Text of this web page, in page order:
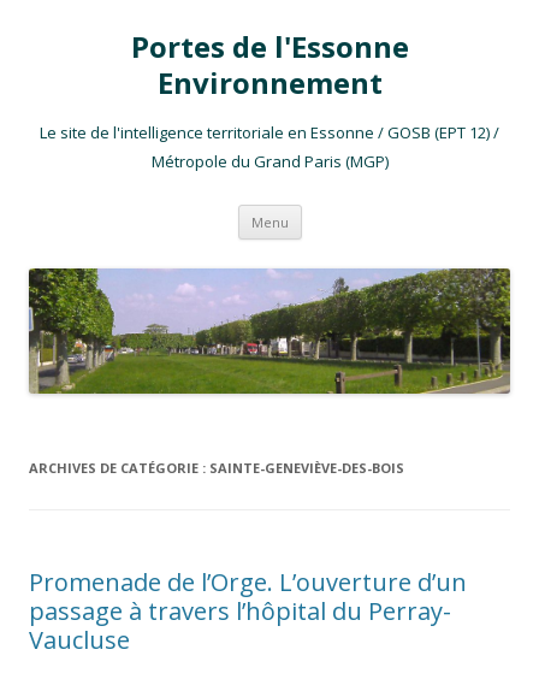
Portes de l'Essonne
Environnement
Le site de l'intelligence territoriale en Essonne / GOSB (EPT 12) /
Métropole du Grand Paris (MGP)
Menu Aller au contenu
ARCHIVES DE CATÉGORIE : SAINTE-GENEVIÈVE-DES-BOIS
Promenade de l’Orge. L’ouverture d’un
passage à travers l’hôpital du Perray-
Vaucluse